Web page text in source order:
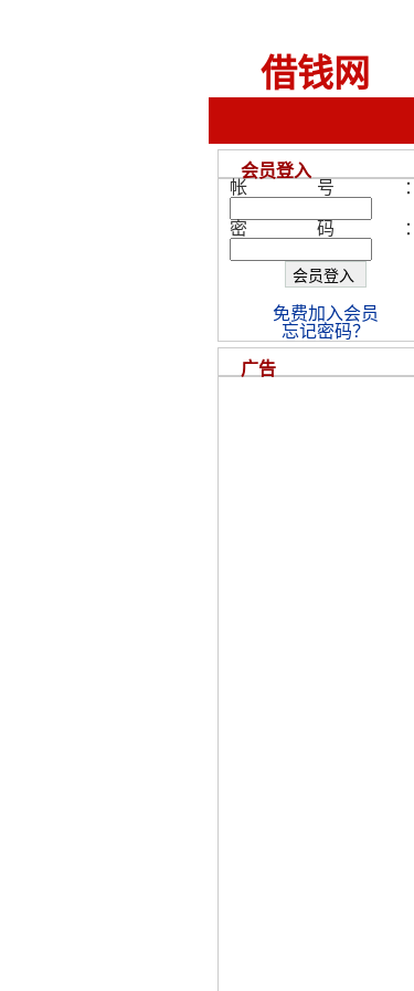
借钱网
会员登入
帐号：
密码：
免费加入会员
忘记密码？
广告